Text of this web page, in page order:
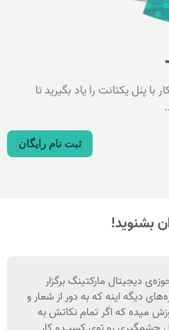
پنل یکتانت را یاد بگیرید تا
ثبت نام رایگان
بشنوید!
دیجیتال مارکتینگ برگزار
دیگه اینه که به دور از شعار و
میده که اگر تمام نکاتش به